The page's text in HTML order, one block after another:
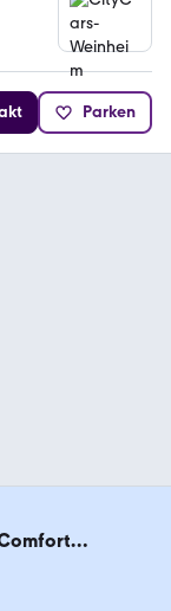
Parken